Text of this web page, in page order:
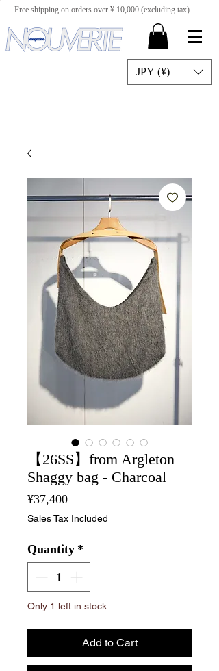
Free shipping on orders over ¥ 10,000 (excluding tax).
JPY (¥)
【26SS】from Argleton
Shaggy bag - Charcoal
¥37,400Price
Sales Tax Included
Quantity *
Only 1 left in stock
Add to Cart